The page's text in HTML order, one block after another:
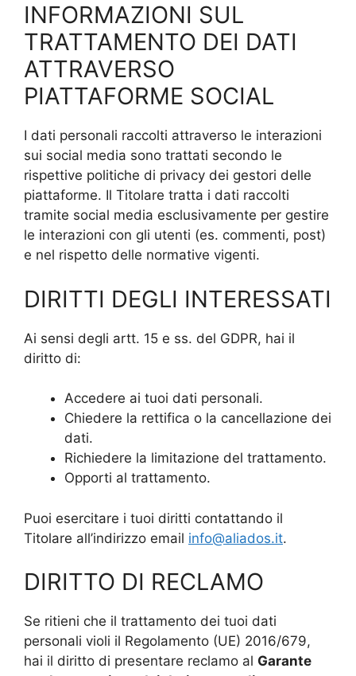
INFORMAZIONI SUL
TRATTAMENTO DEI DATI
ATTRAVERSO
PIATTAFORME SOCIAL
I dati personali raccolti attraverso le interazioni
sui social media sono trattati secondo le
rispettive politiche di privacy dei gestori delle
piattaforme. Il Titolare tratta i dati raccolti
tramite social media esclusivamente per gestire
le interazioni con gli utenti (es. commenti, post)
e nel rispetto delle normative vigenti.
DIRITTI DEGLI INTERESSATI
Ai sensi degli artt. 15 e ss. del GDPR, hai il
diritto di:
Accedere ai tuoi dati personali.
Chiedere la rettifica o la cancellazione dei
dati.
Richiedere la limitazione del trattamento.
Opporti al trattamento.
Puoi esercitare i tuoi diritti contattando il
Titolare all’indirizzo email info@aliados.it.
DIRITTO DI RECLAMO
Se ritieni che il trattamento dei tuoi dati
personali violi il Regolamento (UE) 2016/679,
hai il diritto di presentare reclamo al Garante